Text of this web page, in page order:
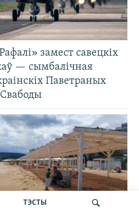
ТЭСТЫ
замест савецкіх
— сымбалічная
Паветраных
Свабоды